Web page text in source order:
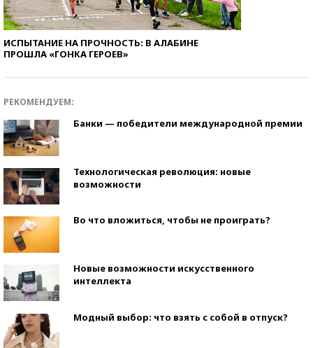
ИСПЫТАНИЕ НА ПРОЧНОСТЬ: В АЛАБИНЕ
ПРОШЛА «ГОНКА ГЕРОЕВ»
РЕКОМЕНДУЕМ:
Банки — победители международной премии
Технологическая революция: новые
возможности
Во что вложиться, чтобы не проиграть?
Новые возможности искусственного
интеллекта
Модный выбор: что взять с собой в отпуск?